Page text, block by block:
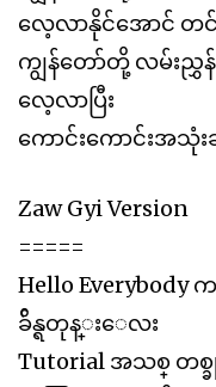
လေ့လာနိုင်အောင် တင်
ကျွန်တော်တို့ လမ်းညွှန်
လေ့လာပြီး
ကောင်းကောင်းအသုံးခ
Zaw Gyi Version
=====
Hello
ခ်ိန္ရတုန္းေလး
Tutorial အသစ္ တ